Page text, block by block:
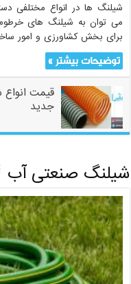
شیلنگ ها در انواع مختلفی
می توان به شیلنگ های
برای بخش کشاورزی و امور
توضیحات بیشتر »
قیمت
جدید
شیلنگ صنعتی آب